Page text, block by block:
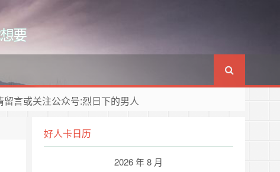
要
言或关注公众号:烈日下的男人
好人卡日历
2026 年 8 月